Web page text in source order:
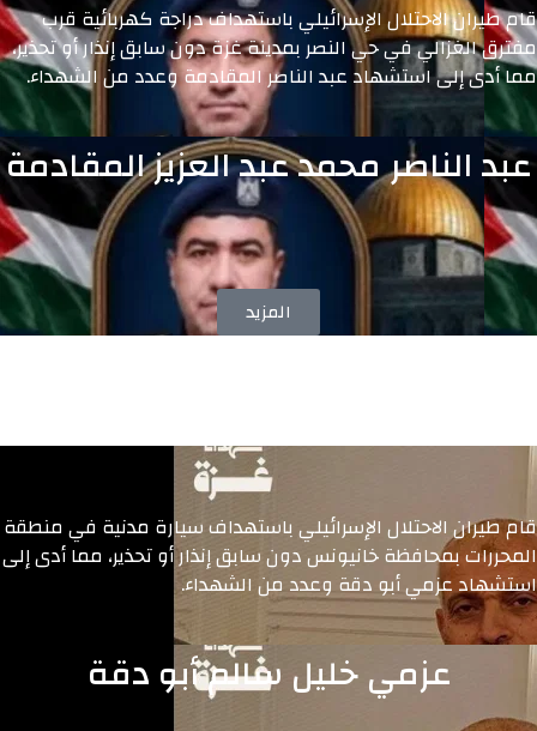
عبد الناصر محمد عبد العزيز المقادمة
قام طيران الاحتلال الإسرائيلي باستهداف دراجة كهربائية قرب
مفترق الغزالي في حي النصر بمدينة غزة دون سابق إنذار أو تحذير،
مما أدى إلى استشهاد عبد الناصر المقادمة وعدد من الشهداء.
المزيد
عزمي خليل سالم أبو دقة
قام طيران الاحتلال الإسرائيلي باستهداف سيارة مدنية في منطقة
المحررات بمحافظة خانيونس دون سابق إنذار أو تحذير، مما أدى إلى
استشهاد عزمي أبو دقة وعدد من الشهداء.